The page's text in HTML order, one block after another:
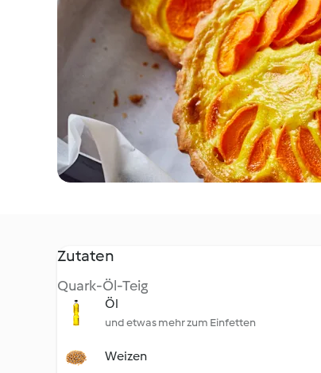
Zutaten
Quark-Öl-Teig
Öl
und etwas mehr zum Einfetten
Weizen